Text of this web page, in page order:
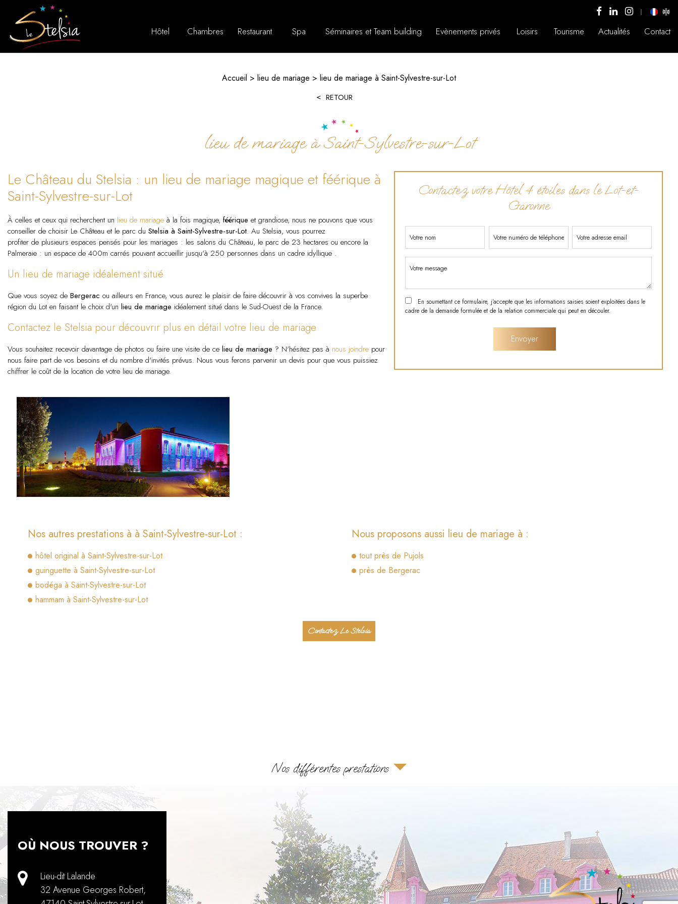
Hôtel Chambres Restaurant Spa Séminaires et Team building Evènements privés Loisirs Tourisme Actualités Contact
Accueil lieu de mariage lieu de mariage à Saint-Sylvestre-sur-Lot
RETOUR
lieu de mariage à Saint-Sylvestre-sur-Lot
Le Château du Stelsia : un lieu de mariage magique et féérique à
Saint-Sylvestre-sur-Lot
À celles et ceux qui recherchent un lieu de mariage à la fois magique, féérique et grandiose, nous ne pouvons que vous
conseiller de choisir Le Château et le parc du Stelsia à Saint-Sylvestre-sur-Lot. Au Stelsia, vous pourrez
profiter de plusieurs espaces pensés pour les mariages : les salons du Château, le parc de 23 hectares ou encore la
Palmeraie : un espace de 400m carrés pouvant accueillir jusqu'à 250 personnes dans un cadre idyllique .
Un lieu de mariage idéalement situé
Que vous soyez de Bergerac ou ailleurs en France, vous aurez le plaisir de faire découvrir à vos convives la superbe
région du Lot en faisant le choix d'un lieu de mariage idéalement situé dans le Sud-Ouest de la France.
Contactez le Stelsia pour découvrir plus en détail votre lieu de mariage
Vous souhaitez recevoir davantage de photos ou faire une visite de ce lieu de mariage ? N'hésitez pas à nous joindre pour
nous faire part de vos besoins et du nombre d'invités prévus. Nous vous ferons parvenir un devis pour que vous puissiez
chiffrer le coût de la location de votre lieu de mariage.
Contactez votre Hôtel 4 étoiles dans le Lot-et-
Garonne
En soumettant ce formulaire, j'accepte que les informations saisies soient exploitées dans le
cadre de la demande formulée et de la relation commerciale qui peut en découler.
Nos autres prestations à à Saint-Sylvestre-sur-Lot :
hôtel original à Saint-Sylvestre-sur-Lot
guinguette à Saint-Sylvestre-sur-Lot
bodéga à Saint-Sylvestre-sur-Lot
hammam à Saint-Sylvestre-sur-Lot
Nous proposons aussi lieu de mariage à :
tout près de Pujols
près de Bergerac
Contactez Le Stelsia
Nos différentes prestations
OÙ NOUS TROUVER ?
Lieu-dit Lalande
32 Avenue Georges Robert,